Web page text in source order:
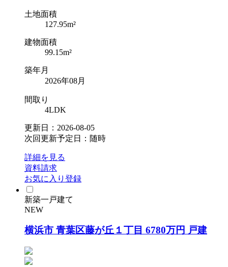
土地面積
127.95m²
建物面積
99.15m²
築年月
2026年08月
間取り
4LDK
更新日：2026-08-05
次回更新予定日：随時
詳細を見る
資料請求
お気に入り登録
新築一戸建て
NEW
横浜市 青葉区藤が丘１丁目 6780万円 戸建